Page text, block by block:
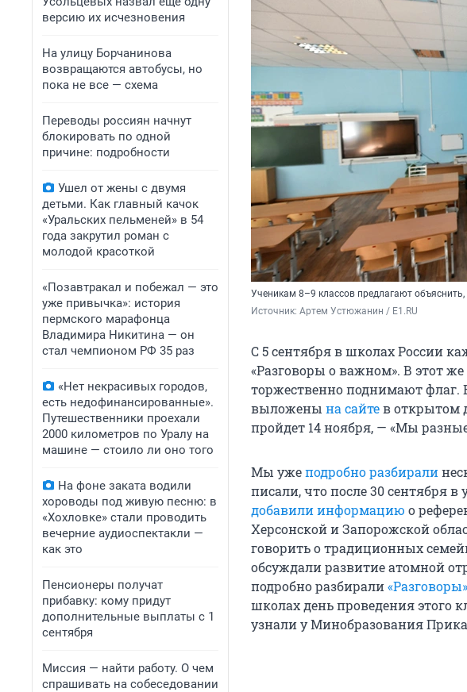
версию их исчезновения
На улицу Борчанинова
возвращаются автобусы, но
пока не все — схема
Переводы россиян начнут
блокировать по одной
причине: подробности
Ушел от жены с двумя
детьми. Как главный качок
«Уральских пельменей» в 54
года закрутил роман с
молодой красоткой
«Позавтракал и побежал — это
уже привычка»: история
пермского марафонца
Владимира Никитина — он
стал чемпионом РФ 35 раз
«Нет некрасивых городов,
есть недофинансированные».
Путешественники проехали
2000 километров по Уралу на
машине — стоило ли оно того
На фоне заката водили
хороводы под живую песню: в
«Хохловке» стали проводить
вечерние аудиоспектакли —
как это
Пенсионеры получат
прибавку: кому придут
дополнительные выплаты с 1
сентября
Миссия — найти работу. О чем
спрашивать на собеседовании
Ученикам 8–9 классов предлагают
Источник: Артем Устюжанин / E1.RU
С 5 сентября в школах России
«Разговоры о важном». В этот
торжественно поднимают флаг.
выложены на сайтев открытом
пройдет 14 ноября, — «Мы
Мы ужеподробно разбирали
писали, что после 30 сентября
добавили информацию о
Херсонской и Запорожской
говорить о традиционных
обсуждали развитие атомной
подробно разбирали
школах день проведения этого
узнали у Минобразования